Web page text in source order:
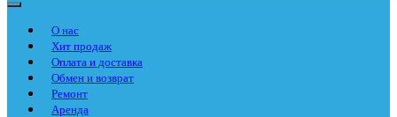
О нас
Хит продаж
Оплата и доставка
Обмен и возврат
Ремонт
Аренда